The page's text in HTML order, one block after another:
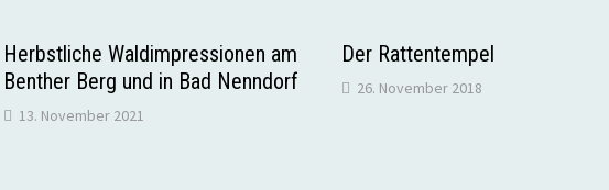
Herbstliche Waldimpressionen am
Benther Berg und in Bad Nenndorf
13. November 2021
Der Rattentempel
26. November 2018